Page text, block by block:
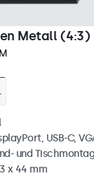
Metall (4:3)
USB-C,
und
x 44 mm